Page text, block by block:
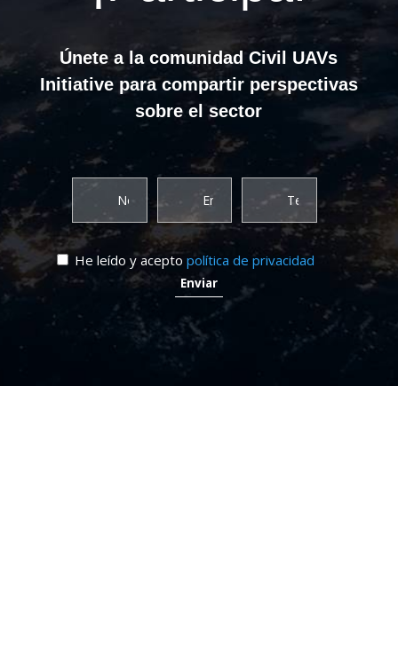
Únete a la comunidad Civil UAVs
Initiative para compartir perspectivas
sobre el sector
He leído y acepto política de privacidad